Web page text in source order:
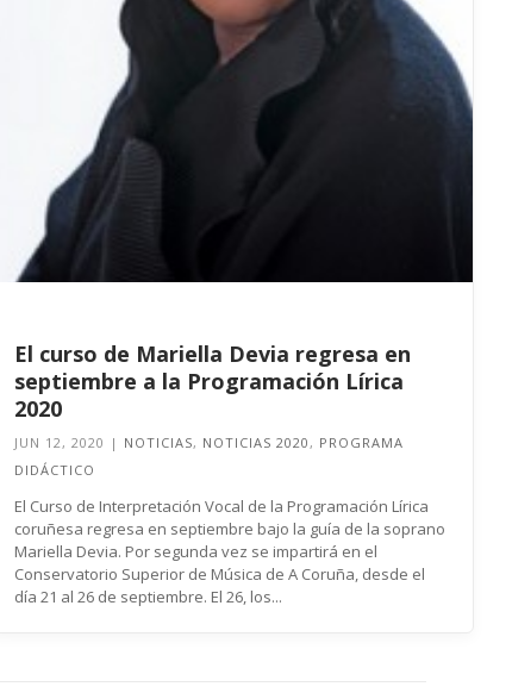
El curso de Mariella Devia regresa en
septiembre a la Programación Lírica
2020
JUN 12, 2020 | NOTICIAS, NOTICIAS 2020, PROGRAMA
DIDÁCTICO
El Curso de Interpretación Vocal de la Programación Lírica
coruñesa regresa en septiembre bajo la guía de la soprano
Mariella Devia. Por segunda vez se impartirá en el
Conservatorio Superior de Música de A Coruña, desde el
día 21 al 26 de septiembre. El 26, los...